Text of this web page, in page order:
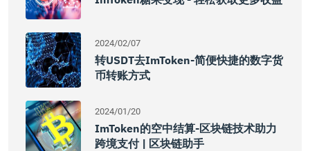
2024/02/07
转USDT去imToken-简便快捷的数字货
币转账方式
2024/01/20
ImToken的空中结算-区块链技术助力
跨境支付 | 区块链助手